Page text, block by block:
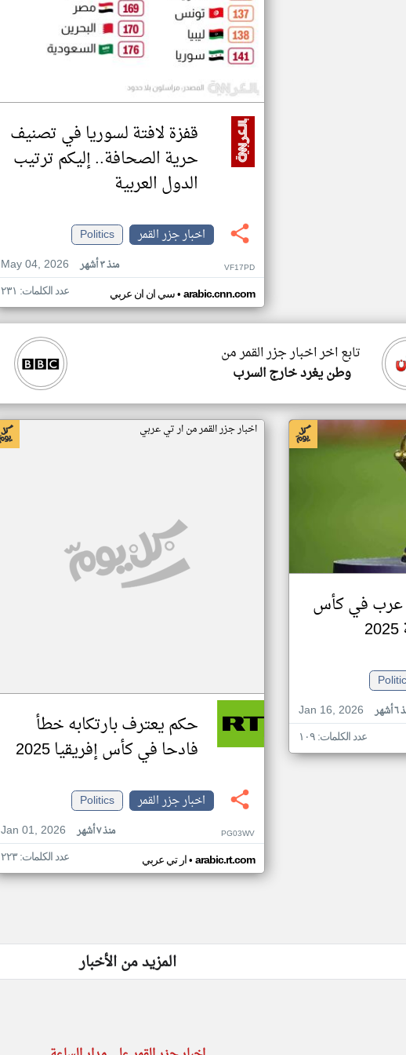
قفزة لافتة لسوريا في تصنيف
حرية الصحافة.. إليكم ترتيب
الدول العربية
اخبار جزر القمر
Politics
May 04, 2026
منذ ٣ أشهر VF17PD
سي ان ان عربي• arabic.cnn.com عدد الكلمات: ٢٣١
تابع اخر اخبار جزر القمر من
وطن يغرد خارج السرب
عرب في كأس
Jan 16, 2026
عدد الكلمات: ١٠٩
اخبار جزر القمر من ار تي عربي
حكم يعترف بارتكابه خطأ
فادحا في كأس إفريقيا 2025
اخبار جزر القمر
Politics
Jan 01, 2026
منذ ٧ أشهر PG03WV
ار تي عربي• arabic.rt.com عدد الكلمات: ٢٢٣
المزيد من الأخبار